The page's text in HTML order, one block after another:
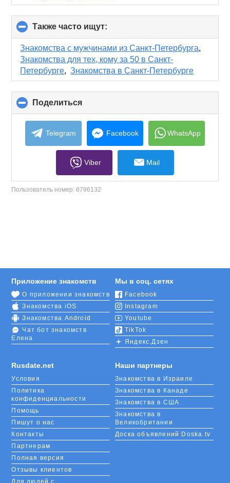
Также часто ищут:
to
collapse
contents
Знакомства с мужчинами из Санкт-Петербурга,
Знакомства для тех, кому за 50 в Санкт-
Петербурге,Знакомства в Санкт-Петербурге
Поделиться
to
collapse
contents
Telegram Facebook WhatsApp
Viber Mail
Пользователь номер:8796132
Rusdate.net
Условия
Политика
конфиденциальности
Помощь
Пишут о нас
Контакты
Партнерам
Полная версия
Отзывы клиентов
Для людей с
Приложение знакомств
О приложении знакомств
Знакомства iOS
Знакомства Android
Чат бот знакомств
Елена
Мы в соц. сетях
Facebook
Instagram
Youtube
TikTok
Яндекс.Дзен
Наши партнеры
Знакомства в Израиле
Знакомства в Канаде
Знакомства в США
Знакомства в
Великобритании
Доска объявлений Doska.tv